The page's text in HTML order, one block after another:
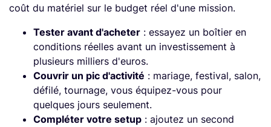
coût du matériel sur le budget réel d'une mission.
Tester avant d'acheter : essayez un boîtier en
conditions réelles avant un investissement à
plusieurs milliers d'euros.
Couvrir un pic d'activité : mariage, festival, salon,
défilé, tournage, vous équipez-vous pour
quelques jours seulement.
Compléter votre setup : ajoutez un second